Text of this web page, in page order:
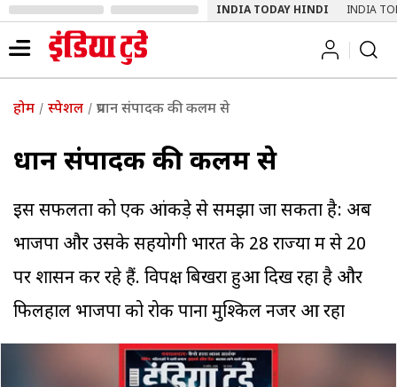
INDIA TODAY HINDI INDIA
होम स्पेशल प्रधान संपादक की कलम से
प्रधान संपादक की कलम से
इस सफलता को एक आंकड़े से समझा जा सकता है: अब
भाजपा और उसके सहयोगी भारत के 28 राज्यों में से 20
पर शासन कर रहे हैं. विपक्ष बिखरा हुआ दिख रहा है और
फिलहाल भाजपा को रोक पाना मुश्किल नजर आ रहा